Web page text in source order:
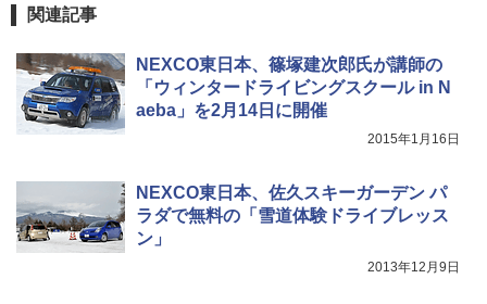
関連記事
NEXCO東日本、篠塚建次郎氏が講師の
「ウィンタードライビングスクール in N
aeba」を2月14日に開催
2015年1月16日
NEXCO東日本、佐久スキーガーデン パ
ラダで無料の「雪道体験ドライブレッス
ン」
2013年12月9日